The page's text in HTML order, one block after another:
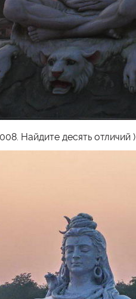
Найдите десять отличий )